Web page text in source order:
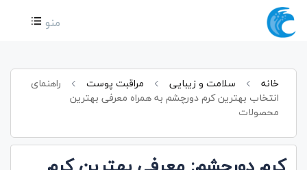
منو
خانه سلامت و زیبایی مراقبت پوست
راهنمای
انتخاب بهترین کرم دورچشم به همراه معرفی بهترین
محصولات